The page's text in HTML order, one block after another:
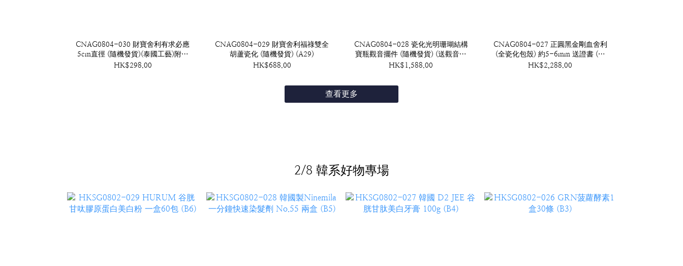
CNAG0804-030 財寶舍利有求必應
5cm直徑 (隨機發貨)(泰國工藝)附底
座 (A30)
HK$298.00
CNAG0804-029 財寶舍利福祿雙全
胡蘆瓷化 (隨機發貨) (A29)
HK$688.00
CNAG0804-028 瓷化光明珊瑚結構
寶瓶觀音擺件 (隨機發貨) (送觀音包
框吊咀) (A28)
HK$1,588.00
CNAG0804-027 正圓黑金剛血舍利
(全瓷化包殼) 約5-6mm 送證書 (送
血舍利塔) (A27)
HK$2,288.00
查看更多
2/8 韓系好物專場